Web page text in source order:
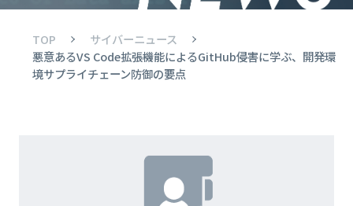
TOP
サイバーニュース
悪意あるVS Code拡張機能によるGitHub侵害に学ぶ、開発環
境サプライチェーン防御の要点